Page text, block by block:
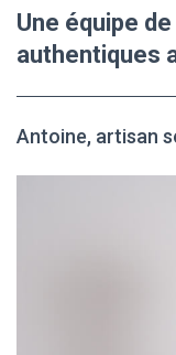
Une équipe
authentiques
Antoine, artisan